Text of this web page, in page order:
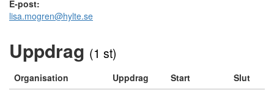
E-post:
lisa.mogren@hylte.se
Uppdrag (1 st)
Organisation Uppdrag Start
Slut